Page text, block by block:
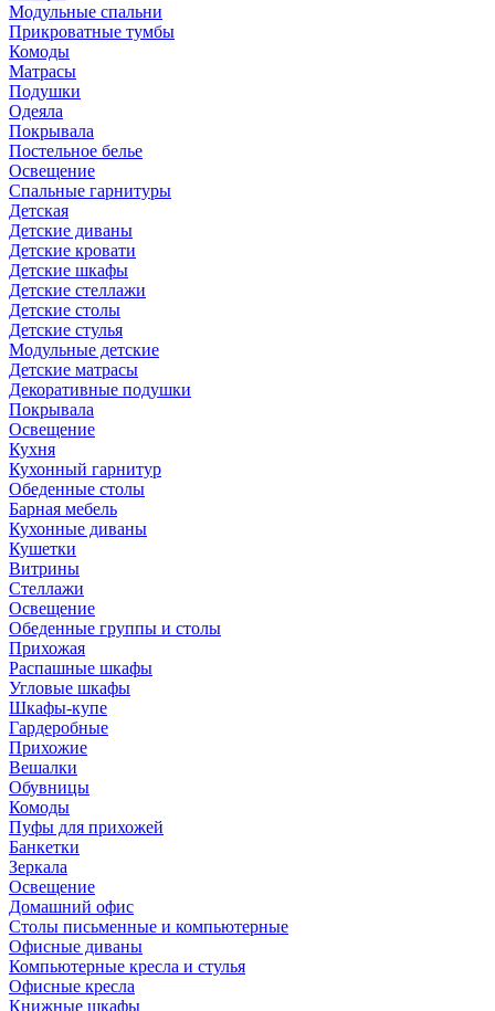
Модульные спальни
Прикроватные тумбы
Комоды
Матрасы
Подушки
Одеяла
Покрывала
Постельное белье
Освещение
Спальные гарнитуры
Детская
Детские диваны
Детские кровати
Детские шкафы
Детские стеллажи
Детские столы
Детские стулья
Модульные детские
Детские матрасы
Декоративные подушки
Покрывала
Освещение
Кухня
Кухонный гарнитур
Обеденные столы
Барная мебель
Кухонные диваны
Кушетки
Витрины
Стеллажи
Освещение
Обеденные группы и столы
Прихожая
Распашные шкафы
Угловые шкафы
Шкафы-купе
Гардеробные
Прихожие
Вешалки
Обувницы
Комоды
Пуфы для прихожей
Банкетки
Зеркала
Освещение
Домашний офис
Столы письменные и компьютерные
Офисные диваны
Компьютерные кресла и стулья
Офисные кресла
Книжные шкафы